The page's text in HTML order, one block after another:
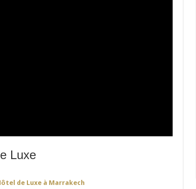
Luxe
de Luxe à Marrakech